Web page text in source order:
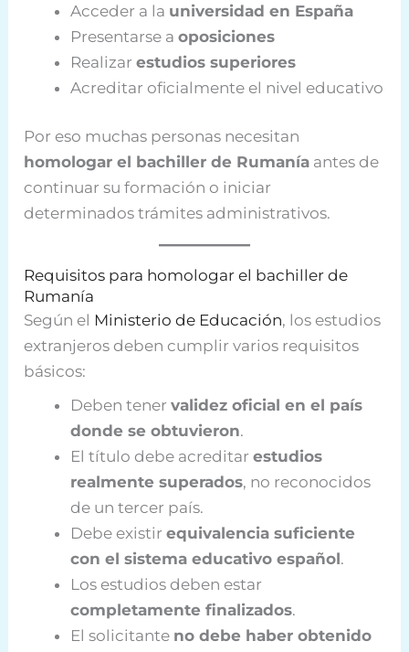
Acceder a la universidad en España
Presentarse aoposiciones
Realizarestudios superiores
Acreditar oficialmente el nivel educativo
Por eso muchas personas necesitan
homologar el bachiller de Rumanía antes de
continuar su formación o iniciar
determinados trámites administrativos.
Requisitos para homologar el bachiller de
Rumanía
Según el Ministerio de Educación, los estudios
extranjeros deben cumplir varios requisitos
básicos:
Deben tenervalidez oficial en el país
donde se obtuvieron.
El título debe acreditarestudios
realmente superados, no reconocidos
de un tercer país.
Debe existirequivalencia suficiente
con el sistema educativo español.
Los estudios deben estar
completamente finalizados.
El solicitante no debe haber obtenido